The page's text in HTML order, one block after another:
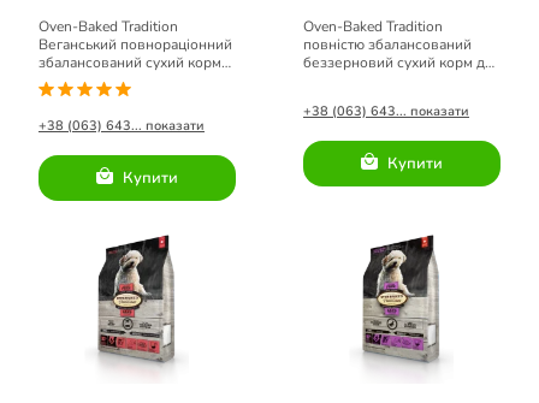
Oven-Baked Tradition
Веганський повнораціонний
збалансований сухий корм
для дорослих собак малих
порід.
+38 (063) 643... показати
Купити
Oven-Baked Tradition
повністю збалансований
беззерновий сухий корм для
+38 (063) 643... показати
Купити